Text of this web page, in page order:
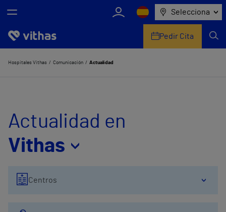
Selecciona
Nosotros
Comunicación
Pedir Cita
Hospitales Vithas Comunicación Actualidad
Actualidad en
Vithas
Centros